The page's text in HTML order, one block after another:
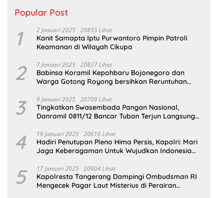
Popular Post
1 2 Januari 2025 20855 Lihat
Kanit Samapta Iptu Purwantoro Pimpin Patroli
Keamanan di Wilayah Cikupa
2 7 Januari 2025 20837 Lihat
Babinsa Koramil Kepohbaru Bojonegoro dan
Warga Gotong Royong bersihkan Reruntuhan
3 9 Januari 2025 20709 Lihat
Tingkatkan Swasembada Pangan Nasional,
Danramil 0811/12 Bancar Tuban Terjun Langsung
4 19 Januari 2025 20616 Lihat
Hadiri Penutupan Pleno Hima Persis, Kapolri: Mari
Jaga Keberagaman Untuk Wujudkan Indonesia
5 17 Januari 2025 20604 Lihat
Kapolresta Tangerang Dampingi Ombudsman RI
Mengecek Pagar Laut Misterius di Perairan